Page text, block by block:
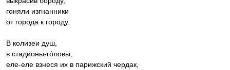
гоняли изгнанники
от города к городу.
В колизеи душ,
в стадионы-го́ловы,
еле-еле взнеся их в парижский чердак,